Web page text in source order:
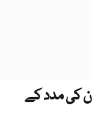
کی مدد کے